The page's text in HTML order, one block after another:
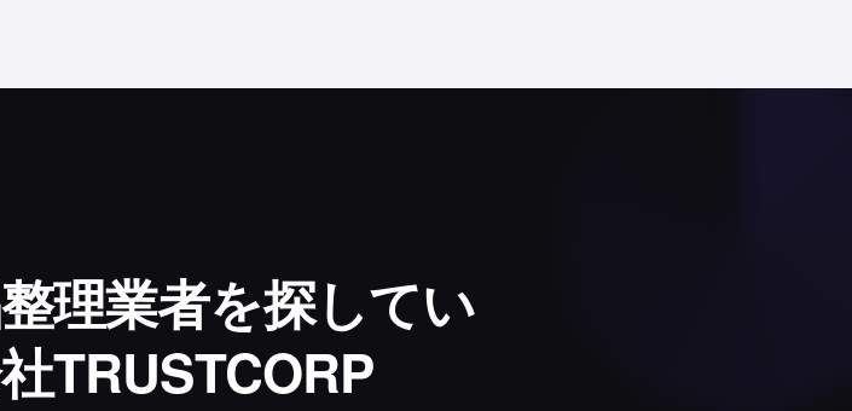
理業者を探してい
TRUSTCORP